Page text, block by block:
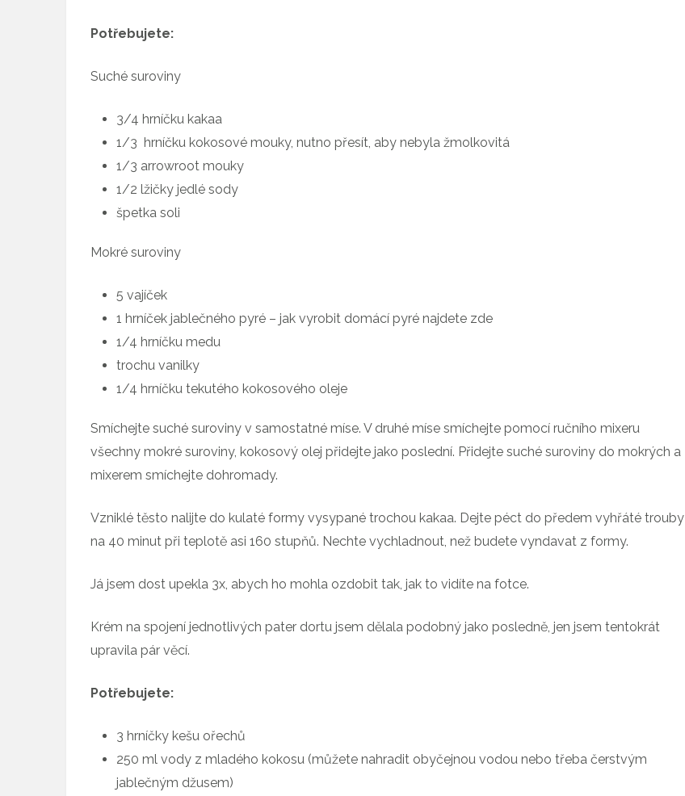
Potřebujete:
Suché suroviny
3/4 hrníčku kakaa
1/3 hrníčku kokosové mouky, nutno přesít, aby nebyla žmolkovitá
1/3 arrowroot mouky
1/2 lžičky jedlé sody
špetka soli
Mokré suroviny
5 vajíček
1 hrníček jablečného pyré – jak vyrobit domácí pyré najdete zde
1/4 hrníčku medu
trochu vanilky
1/4 hrníčku tekutého kokosového oleje
Smíchejte suché suroviny v samostatné míse. V druhé míse smíchejte pomocí ručního mixeru
všechny mokré suroviny, kokosový olej přidejte jako poslední. Přidejte suché suroviny do mokrých a
mixerem smíchejte dohromady.
Vzniklé těsto nalijte do kulaté formy vysypané trochou kakaa. Dejte péct do předem vyhřáté trouby
na 40 minut při teplotě asi 160 stupňů. Nechte vychladnout, než budete vyndavat z formy.
Já jsem dost upekla 3x, abych ho mohla ozdobit tak, jak to vidíte na fotce.
Krém na spojení jednotlivých pater dortu jsem dělala podobný jako posledně, jen jsem tentokrát
upravila pár věcí.
Potřebujete:
3 hrníčky kešu ořechů
250 ml vody z mladého kokosu (můžete nahradit obyčejnou vodou nebo třeba čerstvým
jablečným džusem)